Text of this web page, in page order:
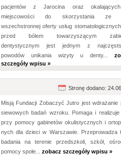
pacjentów z Jarocina oraz
miejscowości do skorzystania ze
wszechstronnej oferty usług
przed bólem towarzyszącym
dentystycznym jest jednym z
powodów unikania wizyty u denty...
szczegóły wpisu »
Stronę dodano:
Misją Fun­da­cji Zoba­czyć Jutro jest
sie­wo­wych badań wzroku. Pomaga i reali­zuje
przy pomocy gabi­ne­tów oku­li­stycz­nych i
nych dla dzieci w War­sza­wie. Prze­pro­wa­dza
bada­nia na tere­nie przed­szkoli, szkół,
pomocy spo­łe... zobacz szczegóły wpisu »